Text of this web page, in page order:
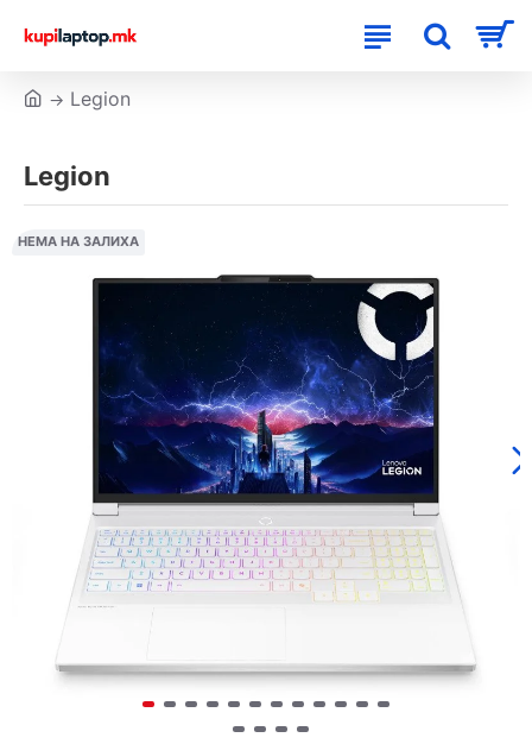
Legion
Legion
НЕМА НА ЗАЛИХА